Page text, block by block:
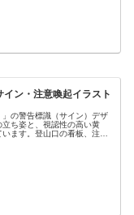
イン・注意喚起イラスト
の警告標識（サイン）デザ
ち姿と、視認性の高い黄
ます。登山口の看板、注意